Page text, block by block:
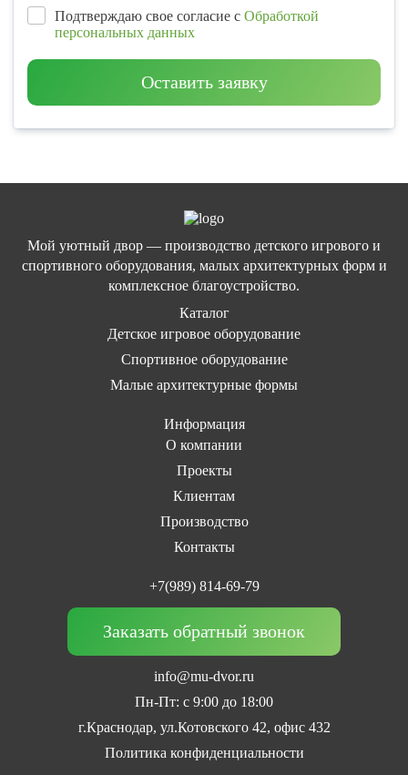
Подтверждаю свое согласие с Обработкой
персональных данных
Оставить заявку
Мой уютный двор — производство детского игрового и
спортивного оборудования, малых архитектурных форм и
комплексное благоустройство.
Каталог
Детское игровое оборудование
Спортивное оборудование
Малые архитектурные формы
Информация
О компании
Проекты
Клиентам
Производство
Контакты
+7(989) 814-69-79
Заказать обратный звонок
info@mu-dvor.ru
Пн-Пт: с 9:00 до 18:00
г.Краснодар, ул.Котовского 42, офис 432
Политика конфиденциальности